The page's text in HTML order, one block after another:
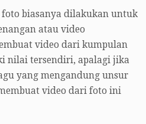
biasanya dilakukan untuk
atau video
video dari kumpulan
nilai tersendiri, apalagi jika
yang mengandung unsur
video dari foto ini